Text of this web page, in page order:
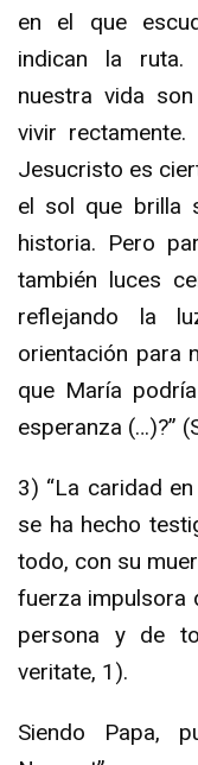
en el que
indican la ruta.
nuestra vida
vivir
Jesucristo es
el sol que brilla
historia. Pero
también luces
reflejando la
orientación para
que María
esperanza (…)?”
3) “La caridad
se ha hecho
todo, con su
fuerza impulsora
persona y de
veritate, 1).
Siendo Papa,